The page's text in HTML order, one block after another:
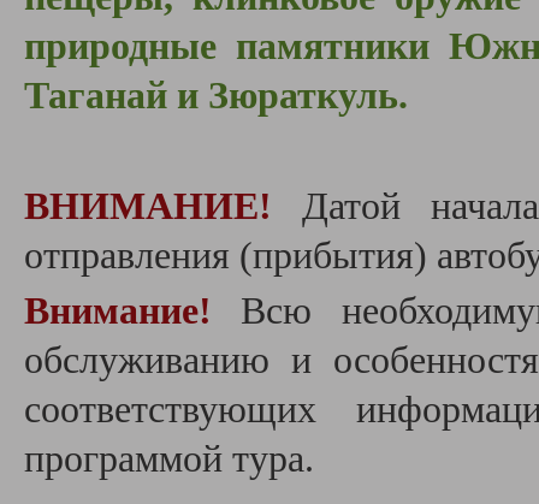
природные памятники
Таганай и Зюраткуль.
ВНИМАНИЕ!
Датой
отправления (прибытия)
Внимание!
Всю
обслуживанию и
соответствующих
программой тура.